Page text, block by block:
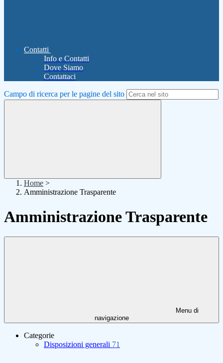
Contatti
Info e Contatti
Dove Siamo
Contattaci
Campo di ricerca per le pagine del sito
Home >
Amministrazione Trasparente
Amministrazione Trasparente
Menu di
navigazione
Categorie
Disposizioni generali 71